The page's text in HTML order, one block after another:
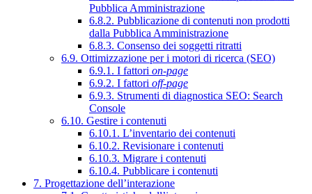
Pubblica Amministrazione
6.8.2. Pubblicazione di contenuti non prodotti
dalla Pubblica Amministrazione
6.8.3. Consenso dei soggetti ritratti
6.9. Ottimizzazione per i motori di ricerca (SEO)
6.9.1. I fattori on-page
6.9.2. I fattori off-page
6.9.3. Strumenti di diagnostica SEO: Search
Console
6.10. Gestire i contenuti
6.10.1. L’inventario dei contenuti
6.10.2. Revisionare i contenuti
6.10.3. Migrare i contenuti
6.10.4. Pubblicare i contenuti
7. Progettazione dell’interazione